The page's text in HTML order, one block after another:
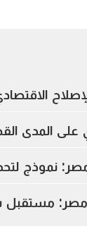
على المدى
نموذج
مصر: